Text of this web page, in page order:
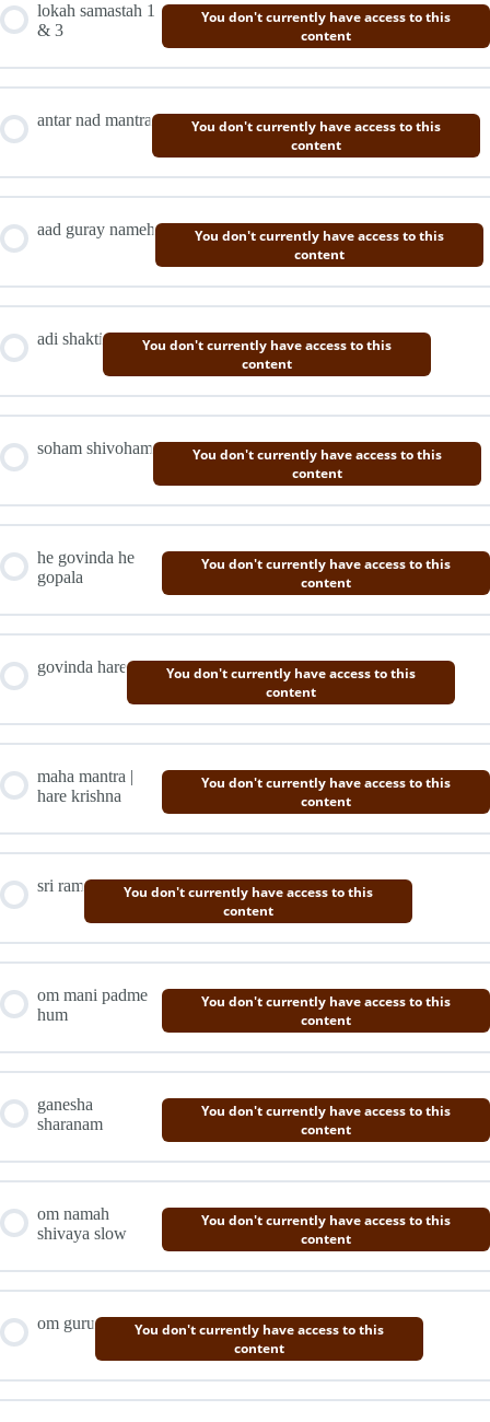
lokah samastah 1
& 3
You don't currently have access to this
content
antar nad mantra
You don't currently have access to this
content
aad guray nameh
You don't currently have access to this
content
adi shakti
You don't currently have access to this
content
soham shivoham
You don't currently have access to this
content
he govinda he
gopala
You don't currently have access to this
content
govinda hare
You don't currently have access to this
content
maha mantra |
hare krishna
You don't currently have access to this
content
sri ram
You don't currently have access to this
content
om mani padme
hum
You don't currently have access to this
content
ganesha
sharanam
You don't currently have access to this
content
om namah
shivaya slow
You don't currently have access to this
content
om guru
You don't currently have access to this
content